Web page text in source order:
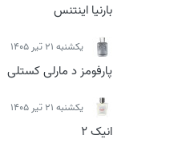
بارنیا اینتنس
يكشنبه 21 تیر 1405
پارفومز د مارلی کستلی
يكشنبه 21 تیر 1405
انیک 2